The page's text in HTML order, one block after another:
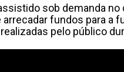
sob demanda no
arrecadar fundos para a
pelo público